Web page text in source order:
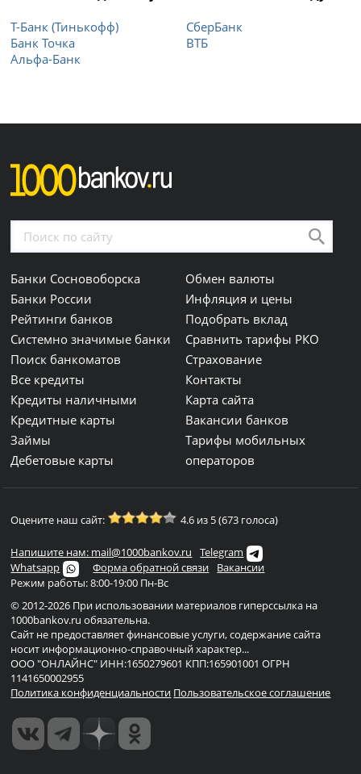
Т-Банк (Тинькофф)
Банк Точка
Альфа-Банк
СберБанк
ВТБ
Банки Сосновоборска
Банки России
Рейтинги банков
Системно значимые банки
Поиск банкоматов
Все кредиты
Кредиты наличными
Кредитные карты
Займы
Дебетовые карты
Обмен валюты
Инфляция и цены
Подобрать вклад
Сравнить тарифы РКО
Страхование
Контакты
Карта сайта
Вакансии банков
Тарифы мобильных
операторов
Оцените наш сайт: 4.6 из 5 (673 голоса)
Напишите нам: mail@1000bankov.ru
Telegram
Whatsapp
Форма обратной связи
Вакансии
Режим работы: 8:00-19:00 Пн-Вс
© 2012-2026 При использовании материалов гиперссылка на
1000bankov.ru обязательна.
Сайт не предоставляет финансовые услуги, содержание сайта
носит информационно-справочный характер...
ООО "ОНЛАЙНС" ИНН:1650279601 КПП:165901001 ОГРН
1141650002955
Политика конфиденциальности Пользовательское соглашение